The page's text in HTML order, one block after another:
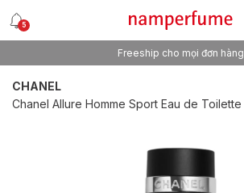
5
Freeship cho mọi đơn hàng
CHANEL
Chanel Allure Homme Sport Eau de Toilette